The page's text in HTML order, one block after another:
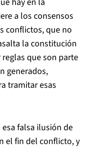
a los consensos
conflictos, que no
la constitución
que son parte
generados,
tramitar esas
falsa ilusión de
el fin del conflicto, y